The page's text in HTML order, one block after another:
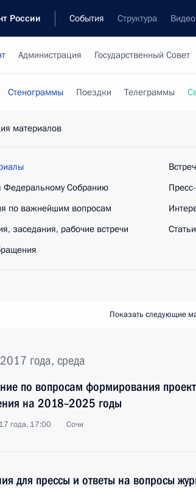
России События Структура
Администрация Государственный Совет
Стенограммы Поездки Телеграммы
материалов
Федеральному Собранию
по важнейшим вопросам
заседания, рабочие встречи
Статьи
Показать следующие
года, среда
по вопросам формирования
на 2018–2025 годы
года, 17:00 Сочи
для прессы и ответы на вопросы